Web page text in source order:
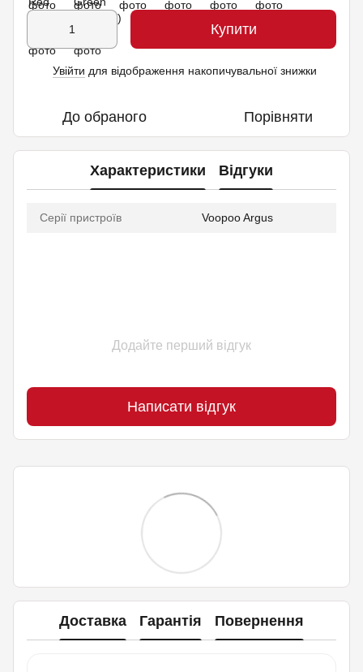
Купити
Увійти для відображення накопичувальної знижки
До обраного Порівняти
Характеристики Відгуки
Серії пристроїв Voopoo Argus
Додайте перший відгук
Написати відгук
Доставка Гарантія Повернення